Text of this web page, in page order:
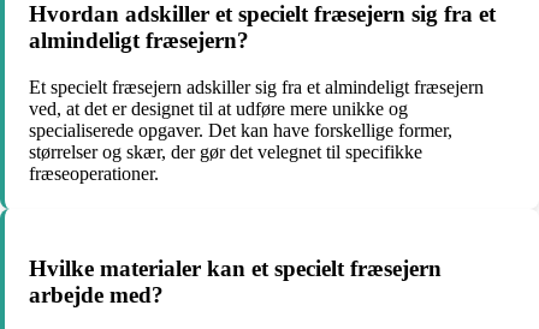
Hvordan adskiller et specielt fræsejern sig fra et
almindeligt fræsejern?
Et specielt fræsejern adskiller sig fra et almindeligt fræsejern
ved, at det er designet til at udføre mere unikke og
specialiserede opgaver. Det kan have forskellige former,
størrelser og skær, der gør det velegnet til specifikke
fræseoperationer.
Hvilke materialer kan et specielt fræsejern
arbejde med?